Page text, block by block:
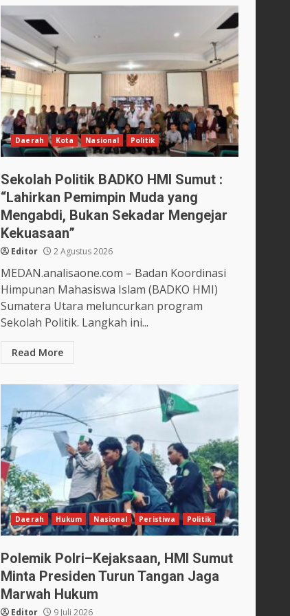
Daerah Kota Nasional Politik
Sekolah Politik BADKO HMI Sumut :
“Lahirkan Pemimpin Muda yang
Mengabdi, Bukan Sekadar Mengejar
Kekuasaan”
Editor 2 Agustus 2026
MEDAN.analisaone.com – Badan Koordinasi
Himpunan Mahasiswa Islam (BADKO HMI)
Sumatera Utara meluncurkan program
Sekolah Politik. Langkah ini...
Read More
Daerah Hukum Nasional Peristiwa Politik
Polemik Polri–Kejaksaan, HMI Sumut
Minta Presiden Turun Tangan Jaga
Marwah Hukum
Editor 9 Juli 2026